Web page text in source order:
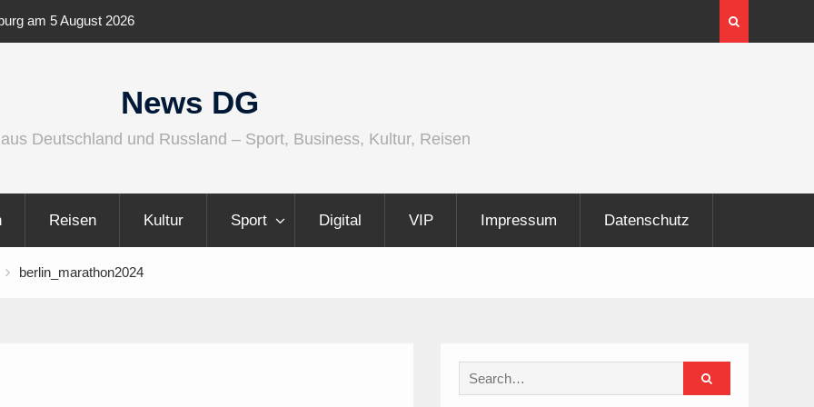
am 5 August 2026
vielfältiger
News DG
Deutschland und Russland – Sport, Business, Kultur, Reisen
Reisen Kultur Sport Digital VIP Impressum Datenschutz
berlin_marathon2024
Search
for: